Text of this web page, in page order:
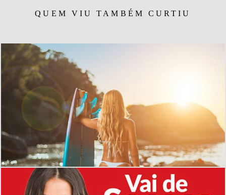
QUEM VIU TAMBÉM CURTIU